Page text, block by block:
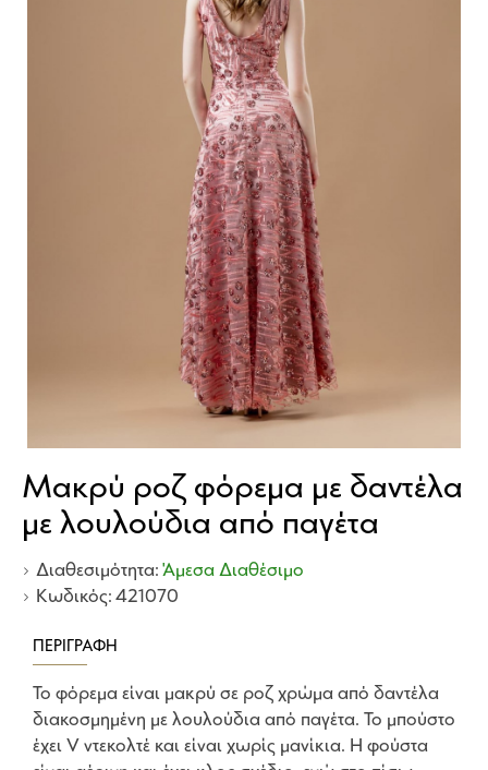
Μακρύ ροζ φόρεμα με δαντέλα
με λουλούδια από παγέτα
Διαθεσιμότητα: Άμεσα Διαθέσιμο
Κωδικός: 421070
ΠΕΡΙΓΡΑΦΉ
Το φόρεμα είναι μακρύ σε ροζ χρώμα από δαντέλα
διακοσμημένη με λουλούδια από παγέτα. Το μπούστο
έχει V ντεκολτέ και είναι χωρίς μανίκια. Η φούστα